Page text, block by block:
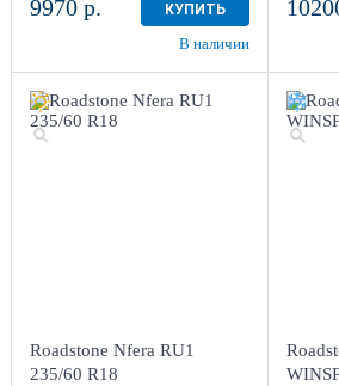
9970 р. КУПИТЬ
В наличии
Roadstone Nfera RU1
235/60 R18